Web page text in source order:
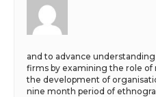
and to advance
firms by examining the role
the development of
nine month period of